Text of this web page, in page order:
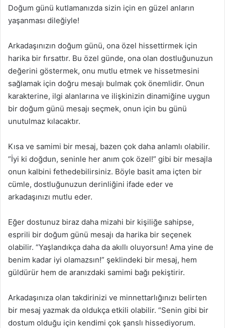
Doğum günü kutlamanızda sizin için en güzel anların
yaşanması dileğiyle!
Arkadaşınızın doğum günü, ona özel hissettirmek için
harika bir fırsattır. Bu özel günde, ona olan dostluğunuzun
değerini göstermek, onu mutlu etmek ve hissetmesini
sağlamak için doğru mesajı bulmak çok önemlidir. Onun
karakterine, ilgi alanlarına ve ilişkinizin dinamiğine uygun
bir doğum günü mesajı seçmek, onun için bu günü
unutulmaz kılacaktır.
Kısa ve samimi bir mesaj, bazen çok daha anlamlı olabilir.
“İyi ki doğdun, seninle her anım çok özel!” gibi bir mesajla
onun kalbini fethedebilirsiniz. Böyle basit ama içten bir
cümle, dostluğunuzun derinliğini ifade eder ve
arkadaşınızı mutlu eder.
Eğer dostunuz biraz daha mizahi bir kişiliğe sahipse,
esprili bir doğum günü mesajı da harika bir seçenek
olabilir. “Yaşlandıkça daha da akıllı oluyorsun! Ama yine de
benim kadar iyi olamazsın!” şeklindeki bir mesaj, hem
güldürür hem de aranızdaki samimi bağı pekiştirir.
Arkadaşınıza olan takdirinizi ve minnettarlığınızı belirten
bir mesaj yazmak da oldukça etkili olabilir. “Senin gibi bir
dostum olduğu için kendimi çok şanslı hissediyorum.